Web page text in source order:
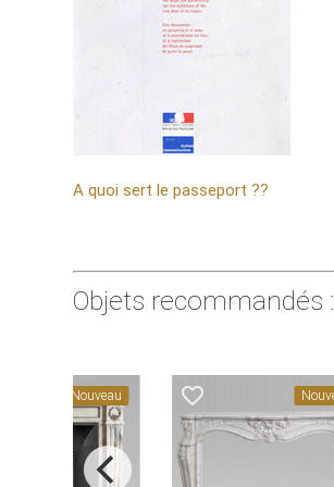
A quoi sert le passeport ??
Objets recommandés :
Nouveau